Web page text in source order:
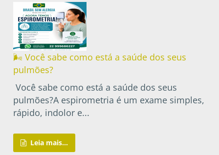
🌬️ Você sabe como está a saúde dos seus
pulmões?
Você sabe como está a saúde dos seus
pulmões?A espirometria é um exame simples,
rápido, indolor e...
Leia mais...